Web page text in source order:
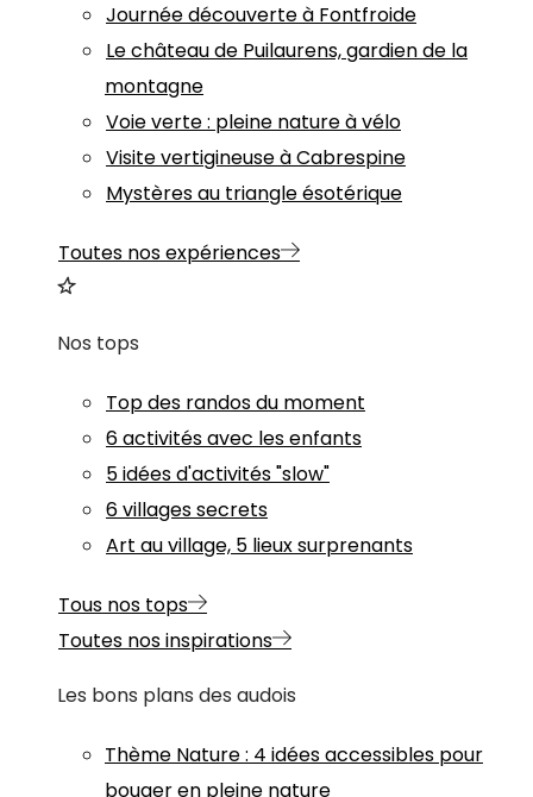
Journée découverte à Fontfroide
Le château de Puilaurens, gardien de la
montagne
Voie verte : pleine nature à vélo
Visite vertigineuse à Cabrespine
Mystères au triangle ésotérique
Toutes nos expériences
Nos tops
Top des randos du moment
6 activités avec les enfants
5 idées d'activités "slow"
6 villages secrets
Art au village, 5 lieux surprenants
Tous nos tops
Toutes nos inspirations
Les bons plans des audois
Thème Nature: 4 idées accessibles pour
bouger en pleine nature